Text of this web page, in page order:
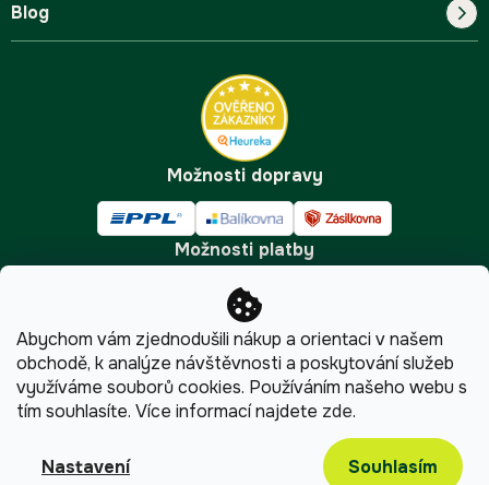
Abychom vám zjednodušili nákup a orientaci v našem
obchodě, k analýze návštěvnosti a poskytování služeb
využíváme souborů cookies. Používáním našeho webu s
tím souhlasíte. Více informací najdete zde.
Nastavení Souhlasím
Kontakt
Blog
Možnosti dopravy
Možnosti platby
Copyright 2026Pijumate.cz. Všechna práva vyhrazena.
Upravit nastavení cookies